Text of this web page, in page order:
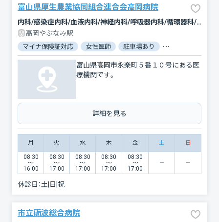
富山県厚生農業協同組合連合会高岡病院
内科/感染症内科/血液内科/神経内科/呼吸器内科/循環器科/消化器科/腫瘍内科・外科/外科/脳神経外科/呼吸器外科/心臓血管外科/乳腺外科/整形外科/形成外科/緩和ケア/小児科/産婦人科/眼科/耳鼻咽喉科/皮膚科/泌尿器科/精神科・神経科/歯科口腔外科/リハビリテーション/放射線科/臨床検査・病理診断/救急科/麻酔科
高岡やぶなみ駅
マイナ保険証対応 女性医師 駐車場あり バリアフリー
富山県高岡市永楽町５番１０号にある医
療機関です。
詳細を見る
月 火 水 木 金 土 日
08:30
〜
16:00
08:30
〜
17:00
08:30
〜
17:00
08:30
〜
17:00
08:30
〜
17:00
休診日：土|日|祝
市立砺波総合病院